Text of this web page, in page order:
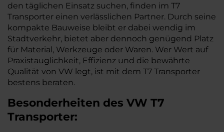
den täglichen Einsatz suchen, finden im T7
Transporter einen verlässlichen Partner. Durch seine
kompakte Bauweise bleibt er dabei wendig im
Stadtverkehr, bietet aber dennoch genügend Platz
für Material, Werkzeuge oder Waren. Wer Wert auf
Praxistauglichkeit, Effizienz und die bewährte
Qualität von VW legt, ist mit dem T7 Transporter
bestens beraten.
Besonderheiten des VW T7
Transporter: